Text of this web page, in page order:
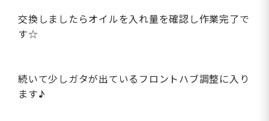
交換しましたらオイルを入れ量を確認し作業完了で
す☆
続いて少しガタが出ているフロントハブ調整に入り
ます♪